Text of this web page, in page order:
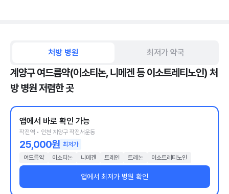
처방 병원 최저가 약국
계양구 여드름약(이소티논, 니메겐 등 이소트레티노인) 처
방 병원 저렴한 곳
앱에서 바로 확인 가능
작전역 • 인천 계양구 작전서운동
25,000원 최저가
여드름약
이소티논 니메겐 트레인 트레논 이소트레티노인
앱에서 최저가 병원 확인